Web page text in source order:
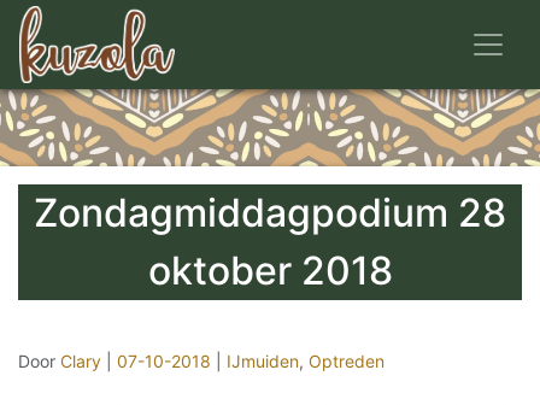
Zondagmiddagpodium 28
oktober 2018
Door Clary 07-10-2018 IJmuiden, Optreden